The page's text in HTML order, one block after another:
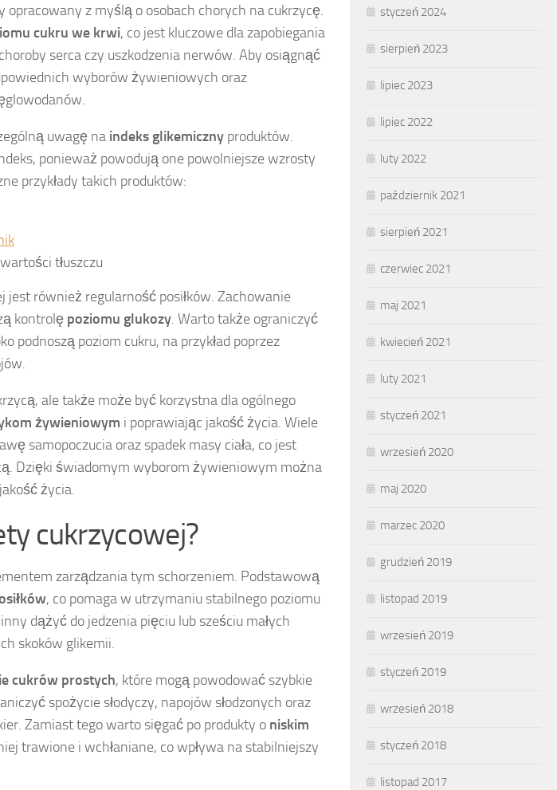
z myślą o osobach chorych na cukrzycę.
cukru we krwi, co jest kluczowe dla zapobiegania
serca czy uszkodzenia nerwów. Aby osiągnąć
wyborów żywieniowych oraz
uwagę na indeks glikemiczny produktów.
ponieważ powodują one powolniejsze wzrosty
przykłady takich produktów:
tłuszczu
również regularność posiłków. Zachowanie
kontrolę poziomu glukozy. Warto także ograniczyć
podnoszą poziom cukru, na przykład poprzez
ale także może być korzystna dla ogólnego
żywieniowym i poprawiając jakość życia. Wiele
samopoczucia oraz spadek masy ciała, co jest
Dzięki świadomym wyborom żywieniowym można
życia.
cukrzycowej?
zarządzania tym schorzeniem. Podstawową
, co pomaga w utrzymaniu stabilnego poziomu
dążyć do jedzenia pięciu lub sześciu małych
skoków glikemii.
cukrów prostych, które mogą powodować szybkie
spożycie słodyczy, napojów słodzonych oraz
Zamiast tego warto sięgać po produkty o niskim
trawione i wchłaniane, co wpływa na stabilniejszy
styczeń 2024
sierpień 2023
lipiec 2023
lipiec 2022
luty 2022
październik 2021
sierpień 2021
czerwiec 2021
maj 2021
kwiecień 2021
luty 2021
styczeń 2021
wrzesień 2020
maj 2020
marzec 2020
grudzień 2019
listopad 2019
wrzesień 2019
styczeń 2019
wrzesień 2018
styczeń 2018
listopad 2017